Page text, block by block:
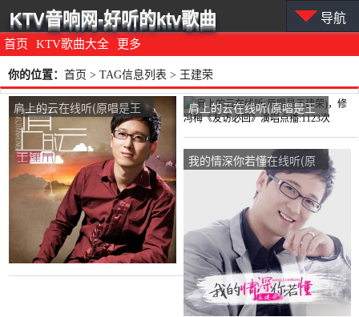
首页 KTV歌曲大全 更多
KTV音响网-好听的ktv歌曲 导航
你的位置： 首页 > TAG信息列表 > 王建荣
肩上的云在线听(原唱是王
建荣)，若相惜《退》演唱
点播:528次
肩上的云在线听(原唱是王
建荣)，修冯梅《友访必
回》演唱点播:1123次
我的情深你若懂在线听(原
唱是王建荣)，罗马风情演
唱点播:218次